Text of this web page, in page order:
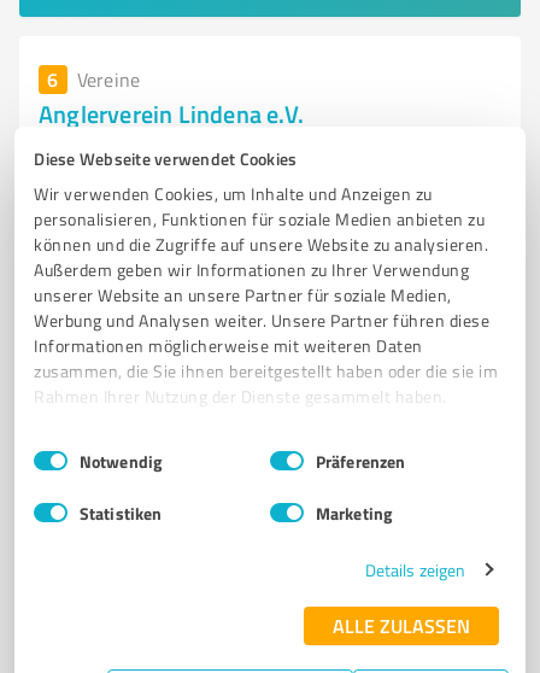
Diese Webseite verwendet Cookies
Wir verwenden Cookies, um Inhalte und Anzeigen zu
personalisieren, Funktionen für soziale Medien anbieten zu
können und die Zugriffe auf unsere Website zu analysieren.
Außerdem geben wir Informationen zu Ihrer Verwendung
unserer Website an unsere Partner für soziale Medien,
Werbung und Analysen weiter. Unsere Partner führen diese
Informationen möglicherweise mit weiteren Daten
zusammen, die Sie ihnen bereitgestellt haben oder die sie im
Rahmen Ihrer Nutzung der Dienste gesammelt haben.
Impressum Datenschutzbestimmungen
Einwilligungsauswahl
Notwendig Präferenzen
Statistiken Marketing
Details zeigen
ALLE ZULASSEN
6 Vereine
Anglerverein Lindena e.V.
Anglerverein Lindena e.V. - Förderung der Fischerei
ANGLERVEREIN FISCHEREI GEWÄSSERPFLEGE
VEREINSLEBEN GEMEINSCHAFT EHRENAMT FISCHBESTÄNDE
ANGLERPRÜFUNG NACHHALTIGKEIT
Am Schiefen Weg 19, 03253 Doberlug-Kirchhain
1Bewertung (1 Quelle)